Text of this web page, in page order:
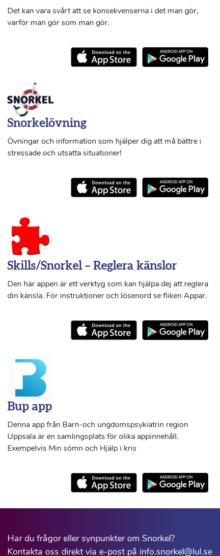
Det kan vara svårt att se konsekvenserna i det man gör,
varför man gör som man gör.
Snorkelövning
Övningar och information som hjälper dig att må bättre i
stressade och utsatta situationer!
Skills/Snorkel – Reglera känslor
Den här appen är ett verktyg som kan hjälpa dej att reglera
din känsla. För instruktioner och lösenord se fliken Appar.
Bup app
Denna app från Barn-och ungdomspsykiatrin region
Uppsala är en samlingsplats för olika appinnehåll.
Exempelvis Min sömn och Hjälp i kris
Har du frågor eller synpunkter om Snorkel?
Kontakta oss direkt via e-post på info.snorkel@lul.se